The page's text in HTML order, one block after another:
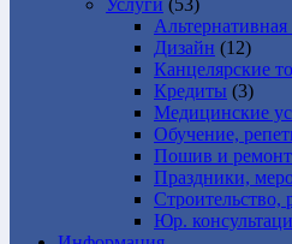
Услуги (53)
Дизайн (12)
Канцелярские
Кредиты (3)
Медицинские
Обучение,
Пошив и
Праздники,
Строительство,
Юр.